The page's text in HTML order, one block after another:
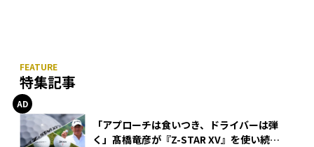
特集記事
「アプローチは食いつき、ドライバーは弾
く」髙橋竜彦が『Z-STAR XV』を使い続け